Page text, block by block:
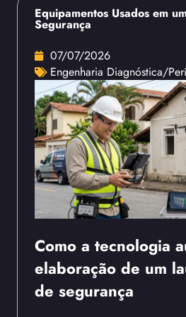
Equipamentos Usados em
Segurança
07/07/2026
Engenharia Diagnóstica/
Como a tecnologia
elaboração de um
de segurança